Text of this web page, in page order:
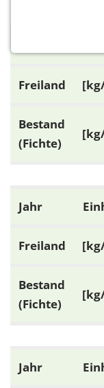
Freiland
Bestand
(Fichte)
Jahr
Freiland
Bestand
(Fichte)
Jahr
Funktionen
der Website
Dieser
Cookie
EXTERNE
diesen